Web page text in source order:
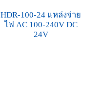
HDR-100-24 แหล่งจ่าย
ไฟ AC 100-240V DC
24V